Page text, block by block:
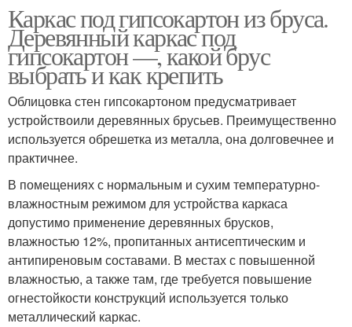
Каркас под гипсокартон из бруса.
Деревянный каркас под
гипсокартон —, какой брус
выбрать и как крепить
Облицовка стен гипсокартоном предусматривает
устройствоили деревянных брусьев. Преимущественно
используется обрешетка из металла, она долговечнее и
практичнее.
В помещениях с нормальным и сухим температурно-
влажностным режимом для устройства каркаса
допустимо применение деревянных брусков,
влажностью 12%, пропитанных антисептическим и
антипиреновым составами. В местах с повышенной
влажностью, а также там, где требуется повышение
огнестойкости конструкций используется только
металлический каркас.